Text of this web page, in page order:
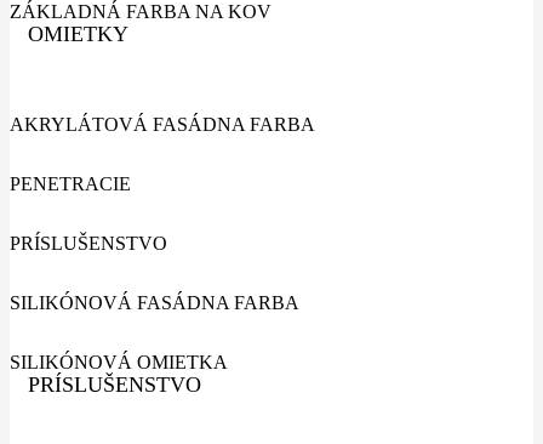
ZÁKLADNÁ FARBA NA KOV
OMIETKY
AKRYLÁTOVÁ FASÁDNA FARBA
PENETRACIE
PRÍSLUŠENSTVO
SILIKÓNOVÁ FASÁDNA FARBA
SILIKÓNOVÁ OMIETKA
PRÍSLUŠENSTVO